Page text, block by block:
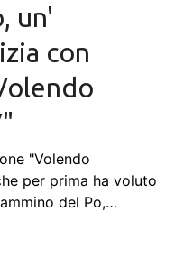
un'
con
"Volendo
per prima ha voluto
del Po,…